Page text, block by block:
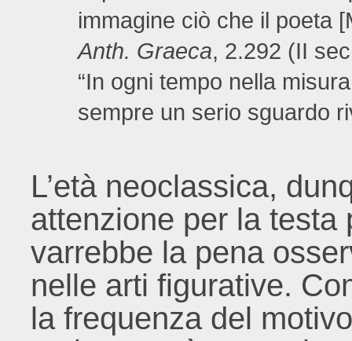
immagine ciò che il poeta
Anth. Graeca, 2.292 (II
“In ogni tempo nella
sempre un serio sguardo
L’età neoclassica,
attenzione per la testa
varrebbe la pena
nelle arti figurative.
la frequenza del